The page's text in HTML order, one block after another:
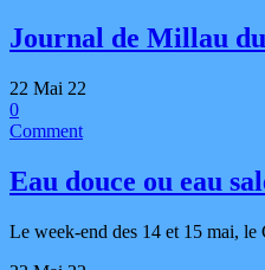
Journal de Millau
22 Mai 22
0
Comment
Eau douce ou eau
Le week-end des 14 et 15 mai, le